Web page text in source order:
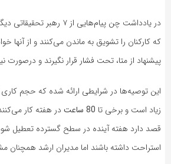
که کارکنان را تشویق به ماندن می‌کنند و از آنها
پیشنهاد از متا، تحت فشار قرار نگیرند و درصورت
زیاد است و برخی تا 80 ساعت
در هفته کار
قصد دارد هفته آینده در سطح گسترده تعطیل شود
استراحت داشته باشند اما مدیران ارشد همچنان